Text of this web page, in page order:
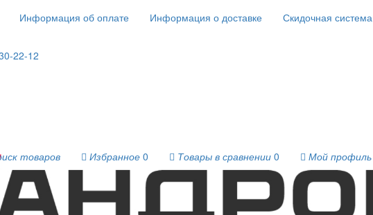
Информация об оплате Информация о доставке Скидочная система
22-12
товаров Избранное 0 Товары в сравнении 0 Мой профиль
Робот пылесос Xiaomi Mijia Infinite robot vacuum-Mop 1s